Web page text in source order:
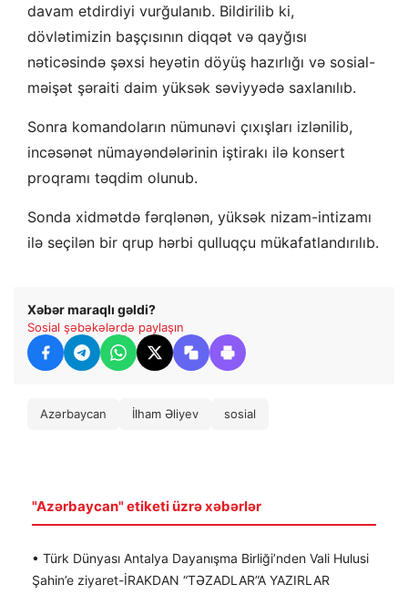
davam etdirdiyi vurğulanıb. Bildirilib ki,
dövlətimizin başçısının diqqət və qayğısı
nəticəsində şəxsi heyətin döyüş hazırlığı və sosial-
məişət şəraiti daim yüksək səviyyədə saxlanılıb.
Sonra komandoların nümunəvi çıxışları izlənilib,
incəsənət nümayəndələrinin iştirakı ilə konsert
proqramı təqdim olunub.
Sonda xidmətdə fərqlənən, yüksək nizam-intizamı
ilə seçilən bir qrup hərbi qulluqçu mükafatlandırılıb.
Xəbər maraqlı gəldi?
Sosial şəbəkələrdə paylaşın
Azərbaycan İlham Əliyev sosial
"Azərbaycan" etiketi üzrə xəbərlər
• Türk Dünyası Antalya Dayanışma Birliği’nden Vali Hulusi
Şahin’e ziyaret-İRAKDAN “TƏZADLAR”A YAZIRLAR